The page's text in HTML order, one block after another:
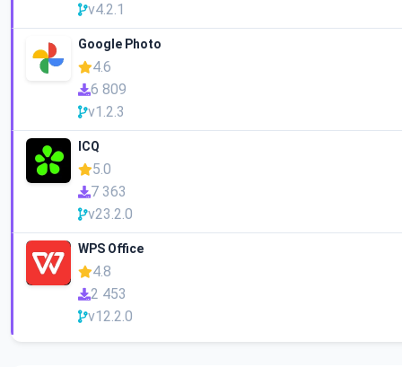
v4.2.1
Google Photo
4.6
6 809
v1.2.3
ICQ
5.0
7 363
v23.2.0
WPS Office
4.8
2 453
v12.2.0